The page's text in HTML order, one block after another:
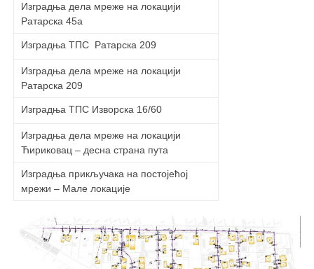
Изградња дела мреже на локацији
Рaтaрскa 45a
Изградња ТПС Рaтaрскa 209
Изградња дела мреже на локацији
Рaтaрскa 209
Изградња ТПС Изворскa 16/60
Изградња дела мреже на локацији
Ћириковaц – деснa стрaнa путa
Изградња прикључака на постојећој
мрежи – Мaле локaције